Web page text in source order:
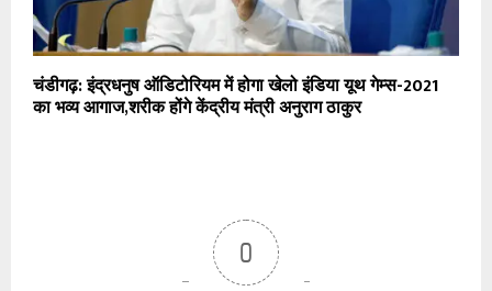
चंडीगढ़: इंद्रधनुष ऑडिटोरियम में होगा खेलो इंडिया यूथ गेम्स-2021
का भव्य आगाज,शरीक होंगे केंद्रीय मंत्री अनुराग ठाकुर
0